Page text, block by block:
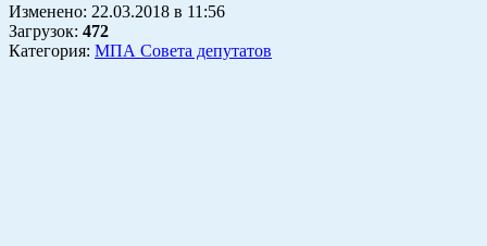
Изменено: 22.03.2018 в 11:56
Загрузок: 472
Категория: МПА Совета депутатов